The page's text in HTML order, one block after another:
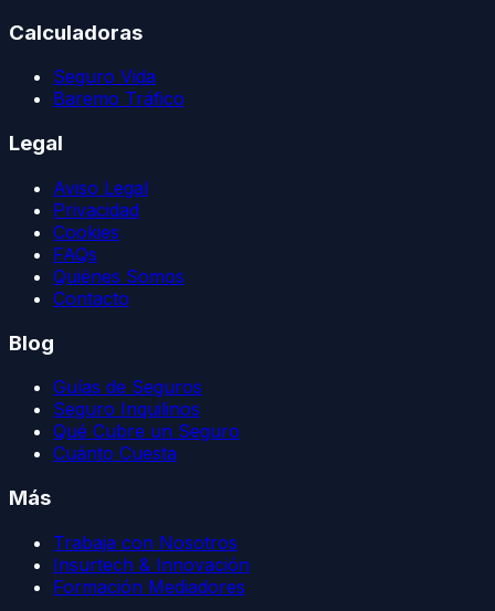
Calculadoras
Seguro Vida
Baremo Tráfico
Legal
Aviso Legal
Privacidad
Cookies
FAQs
Quiénes Somos
Contacto
Blog
Guías de Seguros
Seguro Inquilinos
Qué Cubre un Seguro
Cuánto Cuesta
Más
Trabaja con Nosotros
Insurtech & Innovación
Formación Mediadores